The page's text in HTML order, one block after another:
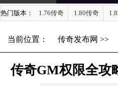
热门版本： 1.76传奇 1.80传奇
当前位置： 传奇发布网 >>
传奇GM权限全攻